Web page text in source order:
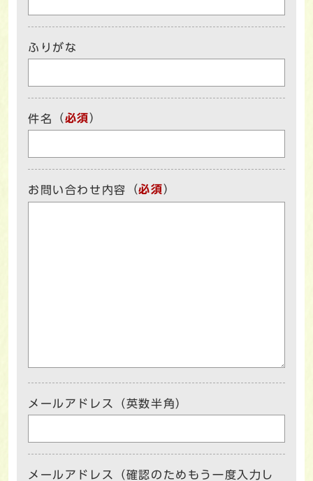
ふりがな
件名 （必須）
お問い合わせ内容 （必須）
メールアドレス（英数半角）
メールアドレス（確認のためもう一度入力し